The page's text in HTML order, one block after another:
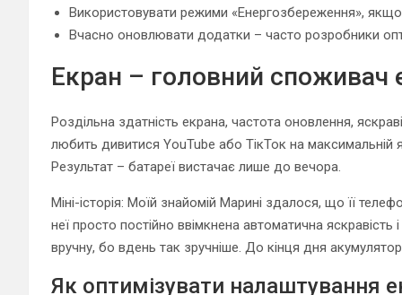
Використовувати режими «Енергозбереження», якщо
Вчасно оновлювати додатки – часто розробники
Екран – головний споживач
Роздільна здатність екрана, частота оновлення,
любить дивитися YouTube або ТікТок на максимальній
Результат – батареї вистачає лише до вечора.
Міні-історія: Моїй знайомій Марині здалося, що її
неї просто постійно ввімкнена автоматична
вручну, бо вдень так зручніше. До кінця дня
Як оптимізувати налаштування